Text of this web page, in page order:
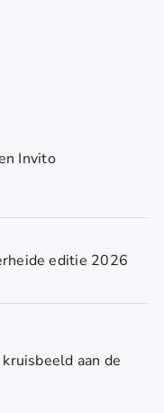
Invito
editie 2026
aan de